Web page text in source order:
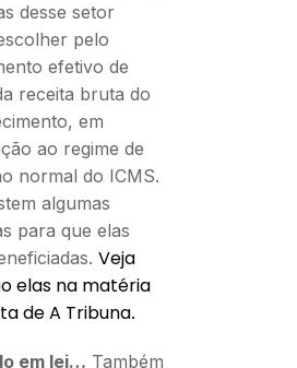
desse setor
pelo
efetivo de
receita bruta do
em
ao regime de
normal do ICMS.
algumas
para que elas
Veja
elas na matéria
de A Tribuna.
em lei… Também